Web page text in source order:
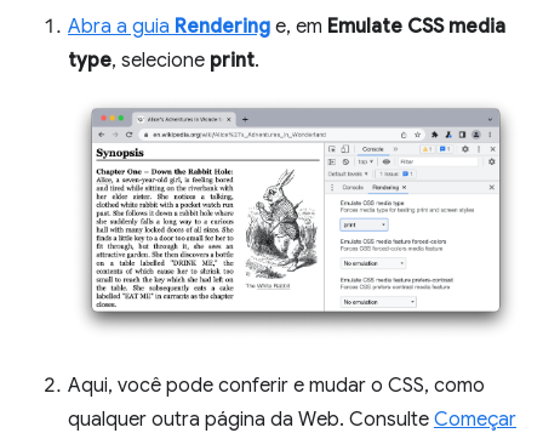
Abra a guia Rendering e, em Emulate CSS media
type, selecione print.
Aqui, você pode conferir e mudar o CSS, como
qualquer outra página da Web. Consulte Começar